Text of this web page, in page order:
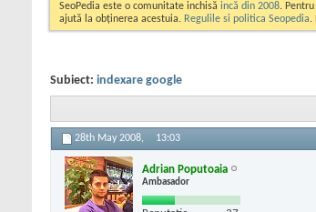
SeoPedia este o comunitate inchisă incă din 2008.
ajută la obținerea acestuia. Regulile si politica Seopedia.
Subiect: indexare google
28th May 2008, 13:03
Adrian Poputoaia
Ambasador